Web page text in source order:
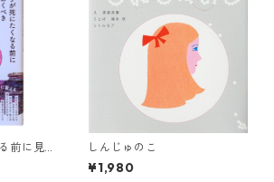
前に見
のため
しんじゅのこ
¥1,980